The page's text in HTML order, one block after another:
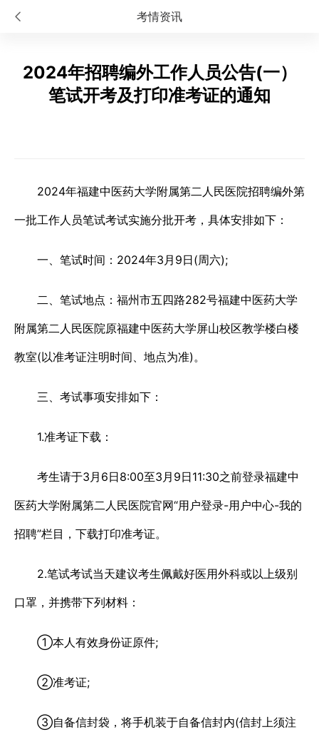
考情资讯
2024年招聘编外工作人员公告(一）
笔试开考及打印准考证的通知
2024年福建中医药大学附属第二人民医院招聘编外第
一批工作人员笔试考试实施分批开考，具体安排如下：
一、笔试时间：2024年3月9日(周六);
二、笔试地点：福州市五四路282号福建中医药大学
附属第二人民医院原福建中医药大学屏山校区教学楼白楼
教室(以准考证注明时间、地点为准)。
三、考试事项安排如下：
1.准考证下载：
考生请于3月6日8:00至3月9日11:30之前登录福建中
医药大学附属第二人民医院官网“用户登录-用户中心-我的
招聘”栏目，下载打印准考证。
2.笔试考试当天建议考生佩戴好医用外科或以上级别
口罩，并携带下列材料：
①本人有效身份证原件;
②准考证;
③自备信封袋，将手机装于自备信封内(信封上须注